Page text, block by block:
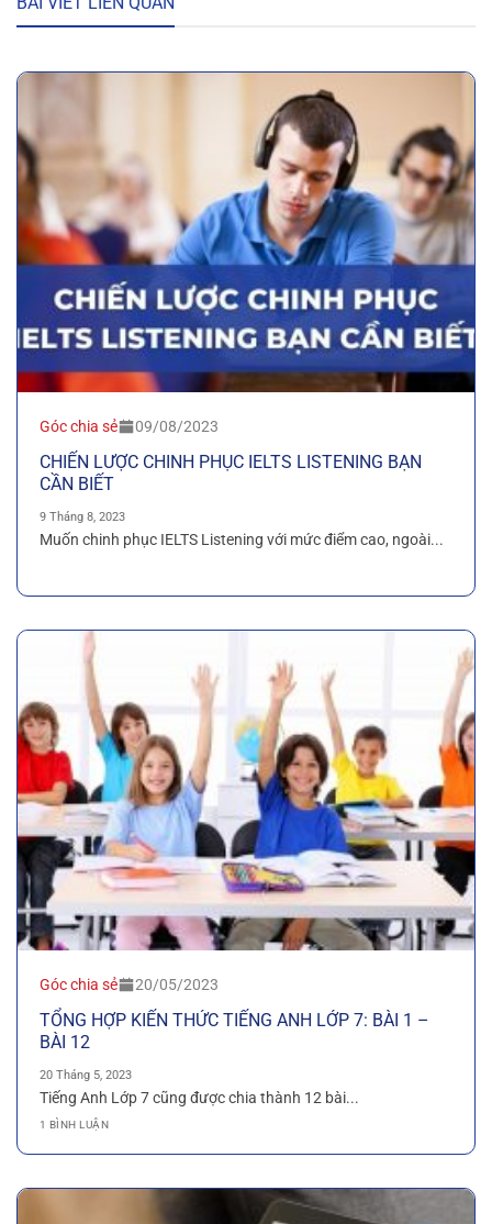
Góc chia sẻ 09/08/2023
CHIẾN LƯỢC CHINH PHỤC IELTS LISTENING BẠN
CẦN BIẾT
9 Tháng 8, 2023
Muốn chinh phục IELTS Listening với mức điểm cao, ngoài...
Góc chia sẻ 20/05/2023
TỔNG HỢP KIẾN THỨC TIẾNG ANH LỚP 7: BÀI 1 –
BÀI 12
20 Tháng 5, 2023
Tiếng Anh Lớp 7 cũng được chia thành 12 bài...
1 BÌNH LUẬN